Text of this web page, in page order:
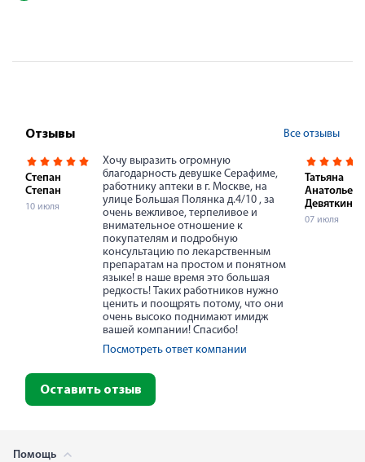
Отзывы Все отзывы
Степан
Степан
10 июля
Хочу выразить огромную
благодарность девушке Серафиме,
работнику аптеки в г. Москве, на
улице Большая Полянка д.4/10 , за
очень вежливое, терпеливое и
внимательное отношение к
покупателям и подробную
консультацию по лекарственным
препаратам на простом и понятном
языке! в наше время это большая
редкость! Таких работников нужно
ценить и поощрять потому, что они
очень высоко поднимают имидж
вашей компании! Спасибо!
Посмотреть ответ компании
Татьяна
Девяткина
07 июля
Оставить отзыв
Помощь